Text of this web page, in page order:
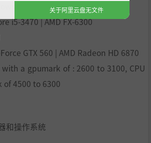
7 64Bit
i5-3470 | AMD FX-6300
GTX 560 | AMD Radeon HD 6870
with a gpumark of : 2600 to 3100, CPU
4500 to 6300
和操作系统
关于阿里云盘无文件